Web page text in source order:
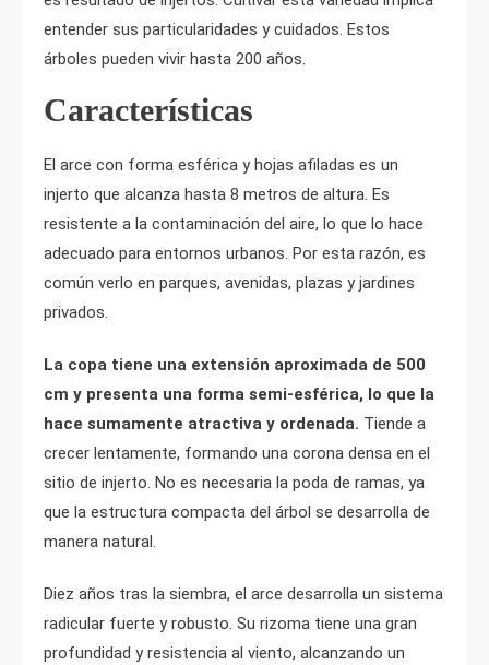
entender sus particularidades y cuidados. Estos
árboles pueden vivir hasta 200 años.
Características
El arce con forma esférica y hojas afiladas es un
injerto que alcanza hasta 8 metros de altura. Es
resistente a la contaminación del aire, lo que lo hace
adecuado para entornos urbanos. Por esta razón, es
común verlo en parques, avenidas, plazas y jardines
privados.
La copa tiene una extensión aproximada de 500
cm y presenta una forma semi-esférica, lo que la
hace sumamente atractiva y ordenada. Tiende a
crecer lentamente, formando una corona densa en el
sitio de injerto. No es necesaria la poda de ramas, ya
que la estructura compacta del árbol se desarrolla de
manera natural.
Diez años tras la siembra, el arce desarrolla un sistema
radicular fuerte y robusto. Su rizoma tiene una gran
profundidad y resistencia al viento, alcanzando un